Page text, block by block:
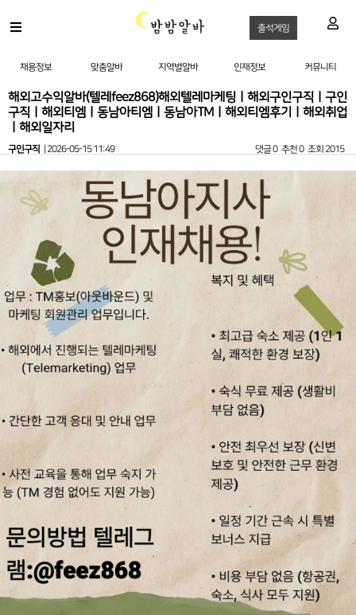
출석게임
채용정보 맞춤알바 지역별알바 인재정보 커뮤니티
해외고수익알바(텔레feez868)해외텔레마케팅ㅣ해외구인구직ㅣ구인
구직ㅣ해외티엠ㅣ동남아티엠ㅣ동남아TMㅣ해외티엠후기ㅣ해외취업
ㅣ해외일자리
구인구직 | 2026-05-15 11:49 댓글 0 추천 0 조회 2015